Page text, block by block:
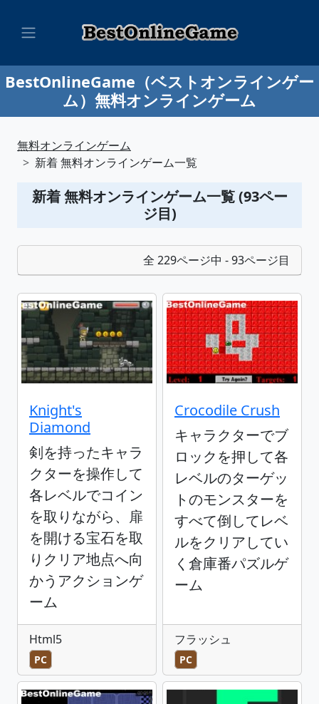
BestOnlineGame（ベストオンラインゲー
ム）無料オンラインゲーム
無料オンラインゲーム
新着 無料オンラインゲーム一覧
新着 無料オンラインゲーム一覧 (93ペー
ジ目)
全 229ページ中 - 93ページ目
Knight's
Diamond
剣を持ったキャラ
クターを操作して
各レベルでコイン
を取りながら、扉
を開ける宝石を取
りクリア地点へ向
かうアクションゲ
ーム
Html5
PC
Crocodile Crush
キャラクターでブ
ロックを押して各
レベルのターゲッ
トのモンスターを
すべて倒してレベ
ルをクリアしてい
く倉庫番パズルゲ
ーム
フラッシュ
PC